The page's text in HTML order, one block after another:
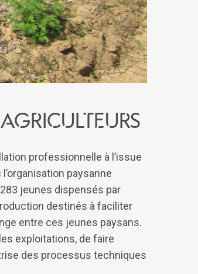
agriculteurs
professionnelle à l’issue
paysanne
jeunes dispensés par
destinés à faciliter
entre ces jeunes paysans.
exploitations, de faire
des processus techniques